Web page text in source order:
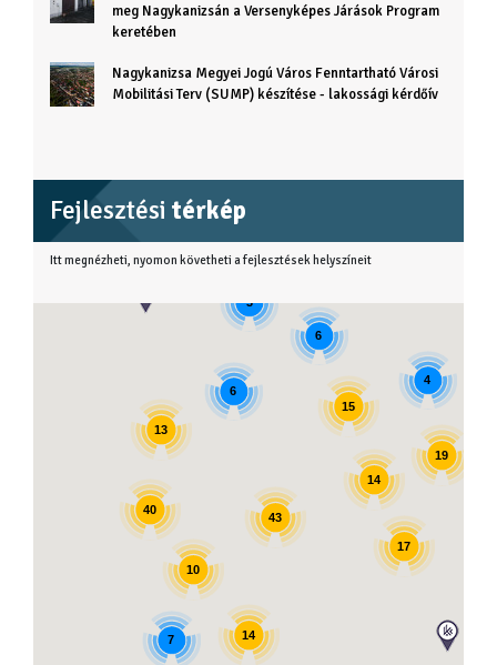
meg Nagykanizsán a Versenyképes Járások Program
keretében
Nagykanizsa Megyei Jogú Város Fenntartható Városi
Mobilitási Terv (SUMP) készítése - lakossági kérdőív
Fejlesztési térkép
Itt megnézheti, nyomon követheti a fejlesztések helyszíneit
14
17
40
43
19
6
13
15
4
6
3
7
14
10